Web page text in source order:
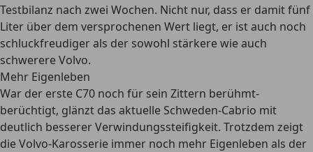
Testbilanz nach zwei Wochen. Nicht nur, dass er damit fünf
Liter über dem versprochenen Wert liegt, er ist auch noch
schluckfreudiger als der sowohl stärkere wie auch
schwerere Volvo.
Mehr Eigenleben
War der erste C70 noch für sein Zittern berühmt-
berüchtigt, glänzt das aktuelle Schweden-Cabrio mit
deutlich besserer Verwindungssteifigkeit. Trotzdem zeigt
die Volvo-Karosserie immer noch mehr Eigenleben als der